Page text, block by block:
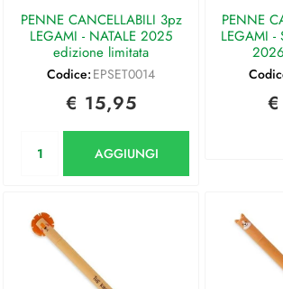
PENNE CANCELLABILI 3pz
LEGAMI - NATALE 2025
edizione limitata
Codice: EPSET0014
€ 15,95
AGGIUNGI
PENNE
LEGAMI -